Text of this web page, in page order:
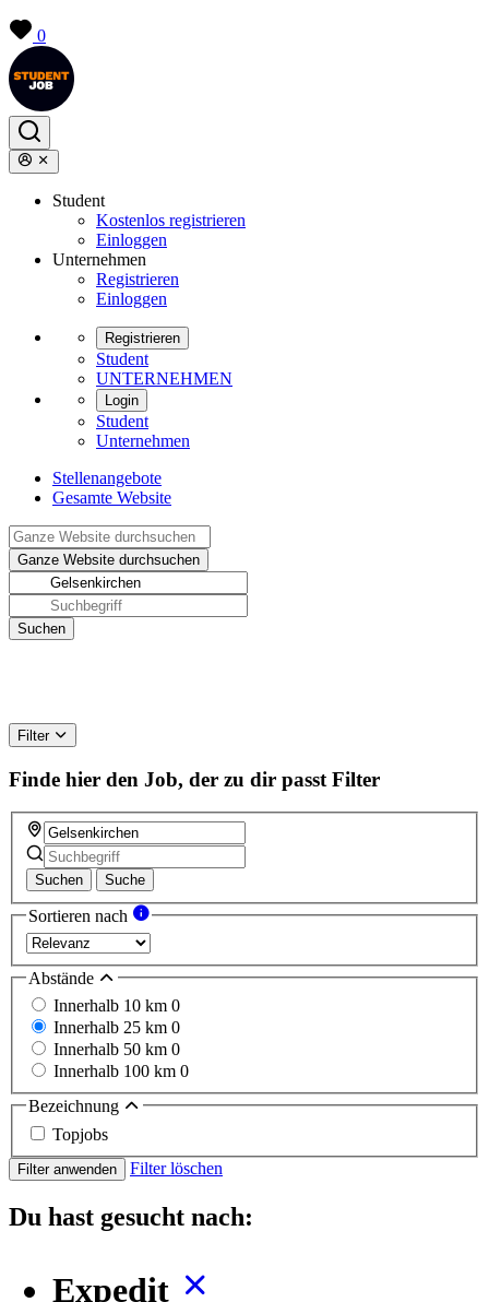
0
Student
Kostenlos registrieren
Einloggen
Unternehmen
Registrieren
Einloggen
Registrieren
Student
UNTERNEHMEN
Login
Student
Unternehmen
Stellenangebote
Gesamte Website
Filter
Finde hier den Job, der zu dir passt Filter
Suchen Suche
Sortieren nach
Abstände
Innerhalb 10 km 0
Innerhalb 25 km 0
Innerhalb 50 km 0
Innerhalb 100 km 0
Bezeichnung
Topjobs
Filter anwenden Filter löschen
Du hast gesucht nach:
Expedit